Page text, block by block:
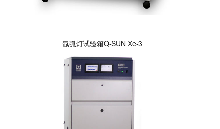
氙弧灯试验箱Q-SUN Xe-3